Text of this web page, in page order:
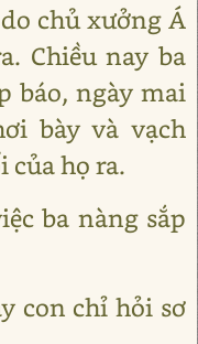
chủ xưởng Á
Chiều nay ba
báo, ngày mai
bày và vạch
họ ra.
ba nàng sắp
con chỉ hỏi sơ